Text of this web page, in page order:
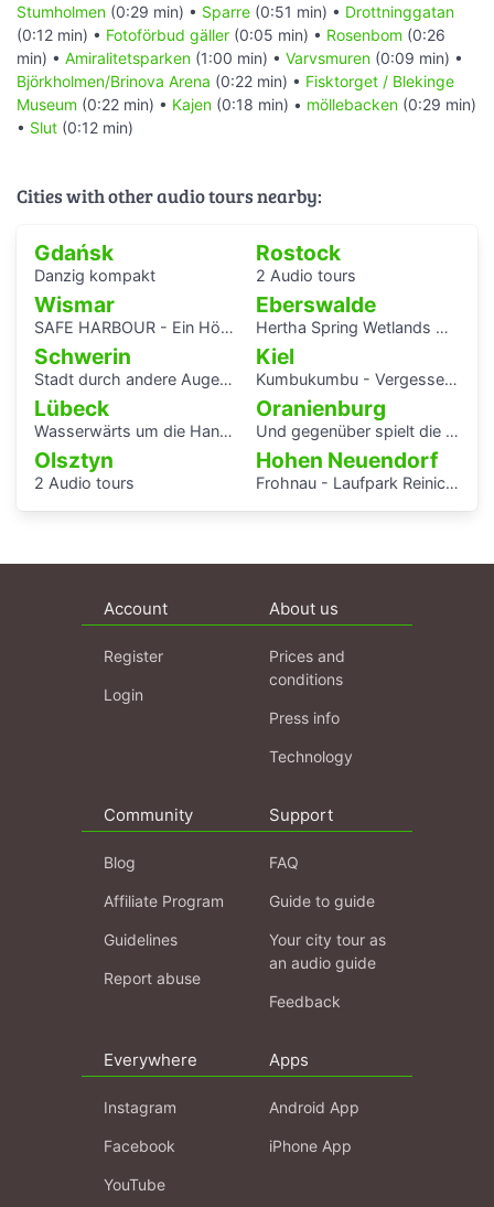
Stumholmen (0:29 min) • Sparre (0:51 min) • Drottninggatan
(0:12 min) • Fotoförbud gäller (0:05 min) • Rosenbom (0:26
min) • Amiralitetsparken (1:00 min) • Varvsmuren (0:09 min) •
Björkholmen/Brinova Arena (0:22 min) • Fisktorget / Blekinge
Museum (0:22 min) • Kajen (0:18 min) • möllebacken (0:29 min)
• Slut (0:12 min)
Cities with other audio tours nearby:
Gdańsk
Danzig kompakt
Rostock
2 Audio tours
Wismar
SAFE HARBOUR - Ein Hörspaziergang über Migrationsgeschichte
Eberswalde
Hertha Spring Wetlands Hike
Schwerin
Stadt durch andere Augen - Schwerin Dreesch
Kiel
Kumbukumbu - Vergessenen Stimmen auf der Spur
Lübeck
Wasserwärts um die Hansestadt Lübek herum
Oranienburg
Und gegenüber spielt die Blaskapelle
Olsztyn
2 Audio tours
Hohen Neuendorf
Frohnau - Laufpark Reinickendorf
Account
Register
Login
About us
Prices and
conditions
Press info
Technology
Community
Blog
Affiliate Program
Guidelines
Report abuse
Support
FAQ
Guide to guide
Your city tour as
an audio guide
Feedback
Everywhere
Instagram
Facebook
YouTube
Apps
Android App
iPhone App